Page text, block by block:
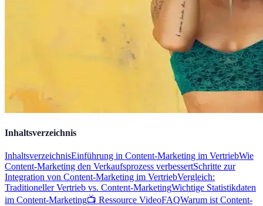
Inhaltsverzeichnis
InhaltsverzeichnisEinführung in Content-Marketing im VertriebWie
Content-Marketing den Verkaufsprozess verbessertSchritte zur
Integration von Content-Marketing im VertriebVergleich:
Traditioneller Vertrieb vs. Content-MarketingWichtige Statistikdaten
im Content-Marketing📺 Ressource VideoFAQWarum ist Content-